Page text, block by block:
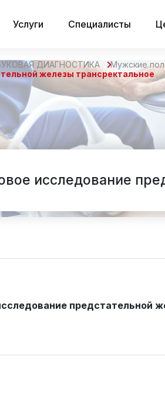
Услуги Специалисты
ДИАГНОСТИКА
Мужские
железы трансректальное
исследование
предстательной